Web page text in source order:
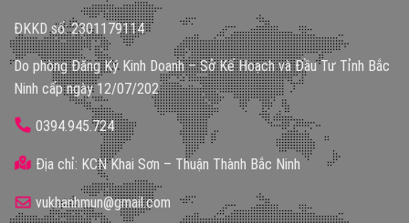
ĐKKD số: 2301179114
Do phòng Đăng Ký Kinh Doanh – Sở Kế Hoạch và Đầu Tư Tỉnh Bắc
Ninh cấp ngày 12/07/202
0394.945.724
Địa chỉ: KCN Khai Sơn – Thuận Thành Bắc Ninh
vukhanhmun@gmail.com